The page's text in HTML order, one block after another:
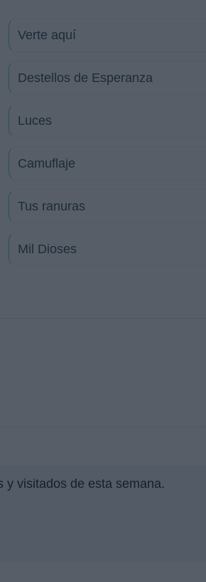
Verte aquí
Destellos de Esperanza
Luces
Camuflaje
Tus ranuras
Mil Dioses
y visitados de esta semana.